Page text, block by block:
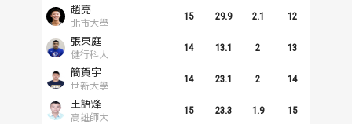
趙亮
北市大學
15 29.9 2.1 12
張東庭
健行科大
14 13.1 2 13
簡賀宇
世新大學
14 23.1 2 14
王語烽
高雄師大
15 23.3 1.9 15